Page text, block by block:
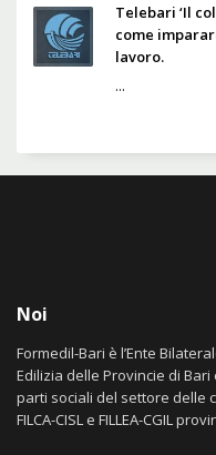
Telebari ‘Il
come
lavoro.
...
Noi
Formedil-Bari è l’Ente
Edilizia delle Provincie di
parti sociali del settore delle
FILCA-CISL e FILLEA-CGIL